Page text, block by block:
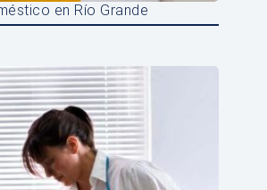
en Río Grande